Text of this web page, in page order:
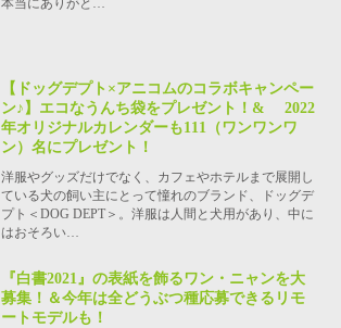
本当にありがと…
【ドッグデプト×アニコムのコラボキャンペー
ン♪】エコなうんち袋をプレゼント！& 2022
年オリジナルカレンダーも111（ワンワンワ
ン）名にプレゼント！
洋服やグッズだけでなく、カフェやホテルまで展開し
ている犬の飼い主にとって憧れのブランド、ドッグデ
プト＜DOG DEPT＞。洋服は人間と犬用があり、中に
はおそろい…
『白書2021』の表紙を飾るワン・ニャンを大
募集！＆今年は全どうぶつ種応募できるリモ
ートモデルも！